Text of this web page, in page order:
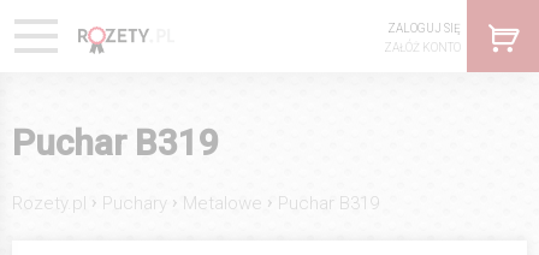
ZALOGUJ SIĘ
ZAŁÓŻ KONTO
Puchar B319
Rozety.pl › Puchary › Metalowe › Puchar B319